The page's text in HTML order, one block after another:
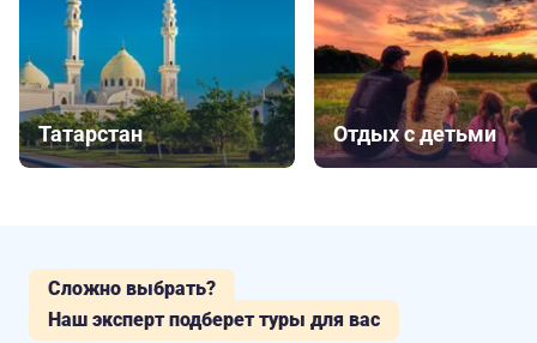
Татарстан Отдых с детьми
Сложно выбрать?
Наш эксперт подберет туры для вас